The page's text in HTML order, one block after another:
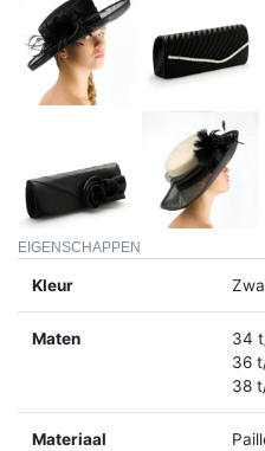
EIGENSCHAPPEN
Kleur
Maten
34
36
38
Materiaal